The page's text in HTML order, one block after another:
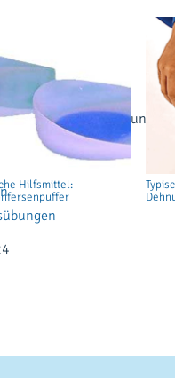
Hilfsmittel: